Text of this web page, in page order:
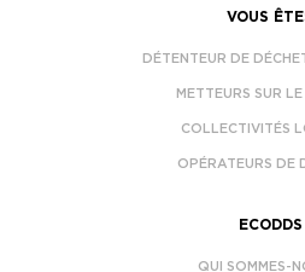
VOUS
DÉTENTEUR DE
METTEURS SUR
COLLECTIVITÉS
OPÉRATEURS DE
ECODDS
QUI SOMMES-